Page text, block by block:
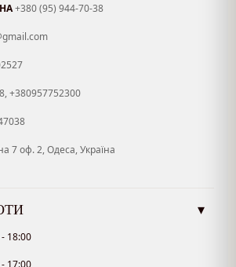
+380 (95) 944-70-38
+380957752300
7 оф. 2, Одеса, Україна
▾
18:00
17:00